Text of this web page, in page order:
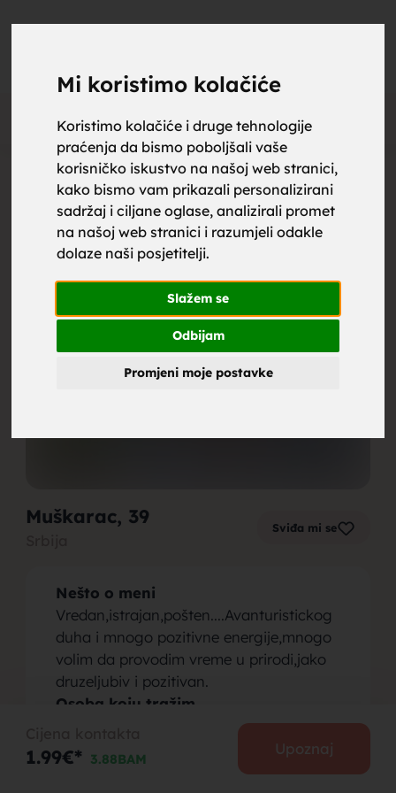
Mi koristimo kolačiće
Koristimo kolačiće i druge tehnologije
praćenja da bismo poboljšali vaše
korisničko iskustvo na našoj web stranici,
kako bismo vam prikazali personalizirani
sadržaj i ciljane oglase, analizirali promet
na našoj web stranici i razumjeli odakle
dolaze naši posjetitelji.
Slažem se
Odbijam
Promjeni moje postavke
Oglas
Muškarac, 39 Sviđa mi se
Nešto o meni
Vredan,istrajan,pošten....Avanturistickog
duha i mnogo pozitivne energije,mnogo
volim da provodim vreme u prirodi,jako
druzeljubiv i pozitivan.
Osoba koju tražim
Trazim žensku osobu pre svega da je
pozitivna i da je verna,neko ko voli
prirodu i koja će mi biti podrška kao i ja
1.99€* 3.88BAM
Upoznaj
upoznaj
za brak,
zene za
brak,
muskarci
za brak,